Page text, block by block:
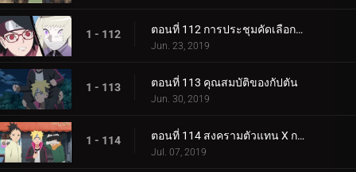
1 - 112 ตอนที่ 112 การประชุมคัดเลือกจูนิน
Jun. 23, 2019
1 - 113 ตอนที่ 113 คุณสมบัติของกัปตัน
Jun. 30, 2019
1 - 114 ตอนที่ 114 สงครามตัวแทน X การ์ด!
Jul. 07, 2019